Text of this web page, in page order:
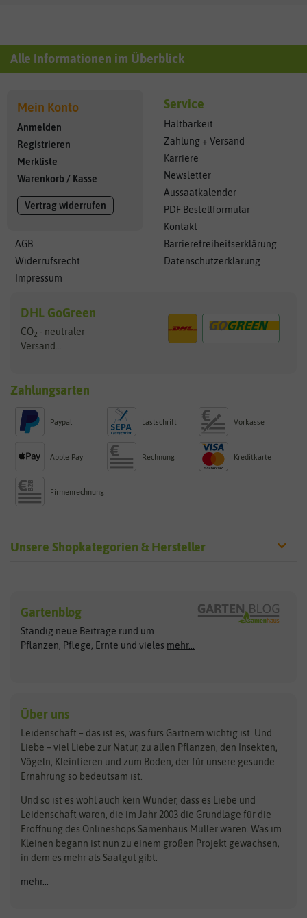
Alle Informationen im Überblick
Mein Konto
Anmelden
Registrieren
Merkliste
Warenkorb / Kasse
Vertrag widerrufen
AGB
Widerrufsrecht
Impressum
Service
Haltbarkeit
Zahlung + Versand
Karriere
Newsletter
Aussaatkalender
PDF Bestellformular
Kontakt
Barrierefreiheitserklärung
Datenschutzerklärung
DHL GoGreen
CO2 - neutraler
Versand...
Zahlungsarten
Paypal Lastschrift Vorkasse
Apple Pay Rechnung Kreditkarte
Firmenrechnung
Unsere Shopkategorien & Hersteller
Exotische Samen
Gemüsesamen
Gründünger
Kräutersamen
Obstsamen
Pilzbrut
Rasensamen
Steckzwiebeln
Zimmer & Kübelpflanzen
Kataloge
Schnäppchen
Anzucht & Gartenzubehör
Anzuchtschalen
Arche Noah
ASB Greenworld
Benary
Bingenheimer Saatgut
Bionana
BIOWOL
Blumicorn
Bûten Birds
Clever Pots
COMPO
Dürr-Samen
Feldsaaten Freudenberger
Fertil
Flora Elite
Gartenblog
Ständig neue Beiträge rund um
Pflanzen, Pflege, Ernte und vieles mehr...
Über uns
Leidenschaft – das ist es, was fürs Gärtnern wichtig ist. Und
Liebe – viel Liebe zur Natur, zu allen Pflanzen, den Insekten,
Vögeln, Kleintieren und zum Boden, der für unsere gesunde
Ernährung so bedeutsam ist.
Und so ist es wohl auch kein Wunder, dass es Liebe und
Leidenschaft waren, die im Jahr 2003 die Grundlage für die
Eröffnung des Onlineshops Samenhaus Müller waren. Was im
Kleinen begann ist nun zu einem großen Projekt gewachsen,
in dem es mehr als Saatgut gibt.
mehr...